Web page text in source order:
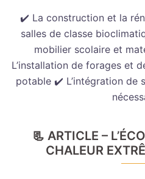
✔️ La construction et la
salles de classe
mobilier scolaire et
L’installation de forages et
potable ✔️ L’intégration de
📃 ARTICLE –
CHALEUR